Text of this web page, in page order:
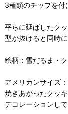
3種類のチップを付
平らに延ばしたク
型が抜けると同時
絵柄：雪だるま・
アメリカンサイズ
焼きあがったクッ
デコレーションし